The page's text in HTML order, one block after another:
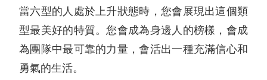
當六型的人處於上升狀態時，您會展現出這個類
型最美好的特質。您會成為身邊人的榜樣，會成
為團隊中最可靠的力量，會活出一種充滿信心和
勇氣的生活。